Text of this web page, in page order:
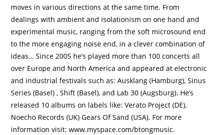
moves in various directions at the same time. From
dealings with ambient and isolationism on one hand and
experimental music, ranging from the soft microsound end
to the more engaging noise end, in a clever combination of
ideas… Since 2005 he’s played more than 100 concerts all
over Europe and North America and appeared at electronic
and industrial festivals such as: Ausklang (Hamburg), Sinus
Series (Basel) , Shift (Basel), and Lab 30 (Augsburg). He’s
released 10 albums on labels like: Verato Project (DE),
Noecho Records (UK) Gears Of Sand (USA). For more
information visit: www.myspace.com/btongmusic.